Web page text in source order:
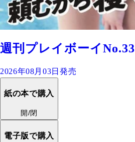
週刊プレイボーイNo.33
2026年08月03日発売
紙の本で購入
開/閉
電子版で購入